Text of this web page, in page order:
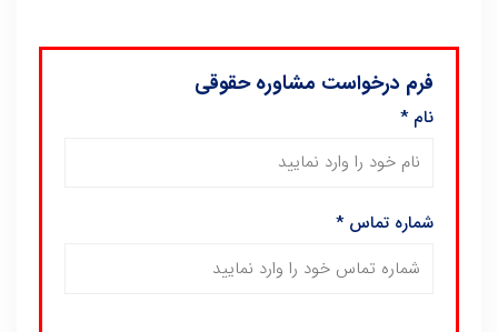
فرم درخواست مشاوره حقوقی
نام*
شماره تماس*